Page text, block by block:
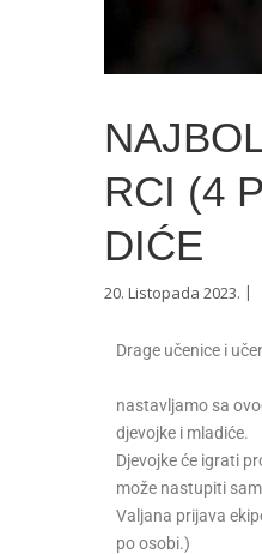
RCI (4
DIĆE
20. Listopada 2023.
Drage učenice i
nastavljamo sa
djevojke i mladiće.
Djevojke će igrati
može nastupiti
Valjana prijava
po osobi.)